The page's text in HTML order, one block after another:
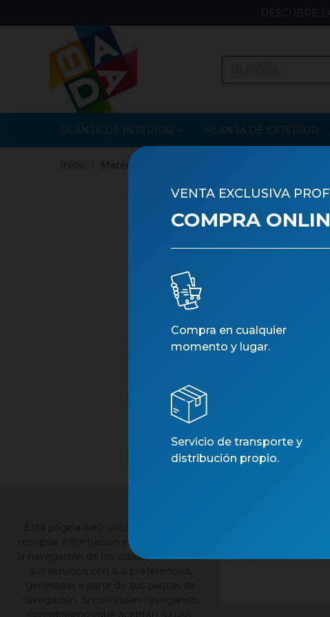
DESCUBRE
PLANTA DE INTERIOR PLANTA DE EXTERIOR
Inicio Materiales
Esta página web utiliza cookies para
recopilar información estadística sobre
la navegación de los usuarios y mejorar
sus servicios con sus preferencias,
generadas a partir de sus pautas de
navegación. Si continúan navegando,
consideramos que aceptan su uso,
VENTA EXCLUSIVA
COMPRA
Compra en cualquier
momento y lugar.
Servicio de transporte y
distribución propio.